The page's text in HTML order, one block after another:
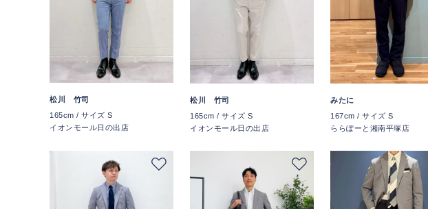
松川 竹司
165cm / サイズ S
イオンモール日の出店
松川 竹司
165cm / サイズ S
イオンモール日の出店
みたに
167cm / サイズ S
ららぽーと湘南平塚店